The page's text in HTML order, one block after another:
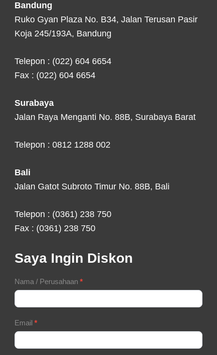
Bandung
Ruko Gyan Plaza No. B34, Jalan Terusan Pasir
Koja 245/193A, Bandung
Telepon : (022) 604 6654
Fax : (022) 604 6654
Surabaya
Jalan Raya Menganti No. 88B, Surabaya Barat
Telepon : 0812 1288 002
Bali
Jalan Gatot Subroto Timur No. 88B, Bali
Telepon : (0361) 238 750
Fax : (0361) 238 750
Saya Ingin Diskon
Contact
Form
Nama / Perusahaan *
Email *